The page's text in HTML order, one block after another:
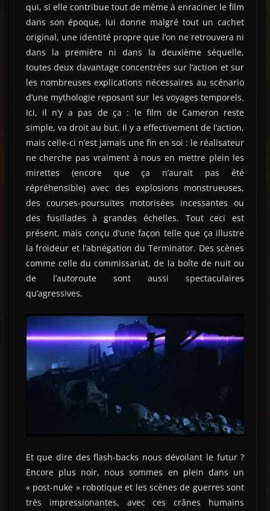
qui, si elle contribue tout de même à enraciner le film
dans son époque, lui donne malgré tout un cachet
original, une identité propre que l’on ne retrouvera ni
dans la première ni dans la deuxième séquelle,
toutes deux davantage concentrées sur l’action et sur
les nombreuses explications nécessaires au scénario
d’une mythologie reposant sur les voyages temporels.
Ici, il n’y a pas de ça : le film de Cameron reste
simple, va droit au but. Il y a effectivement de l’action,
mais celle-ci n’est jamais une fin en soi : le réalisateur
ne cherche pas vraiment à nous en mettre plein les
mirettes (encore que ça n’aurait pas été
répréhensible) avec des explosions monstrueuses,
des courses-poursuites motorisées incessantes ou
des fusillades à grandes échelles. Tout ceci est
présent, mais conçu d’une façon telle que ça illustre
la froideur et l’abnégation du Terminator. Des scènes
comme celle du commissariat, de la boîte de nuit ou
de l’autoroute sont aussi spectaculaires
qu’agressives.
Et que dire des flash-backs nous dévoilant le futur ?
Encore plus noir, nous sommes en plein dans un
« post-nuke » robotique et les scènes de guerres sont
très impressionantes, avec ces crânes humains